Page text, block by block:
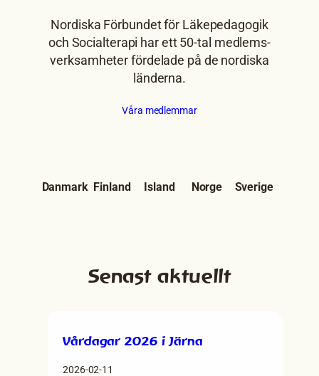
Nordiska Förbundet för Läkepedagogik
och Socialterapi har ett 50-tal medlems­­
verksam­heter fördelade på de nordiska
länderna.
Våra medlemmar
Danmark Finland Island Norge Sverige
Senast aktuellt
Vårdagar 2026 i Järna
2026-02-11